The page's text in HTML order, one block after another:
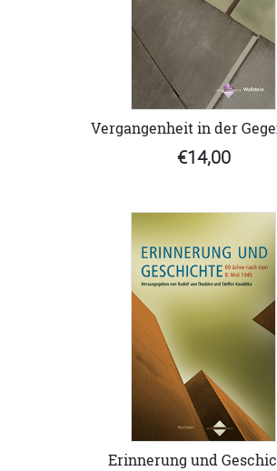
Vergangenheit in der
€14,00
Erinnerung und